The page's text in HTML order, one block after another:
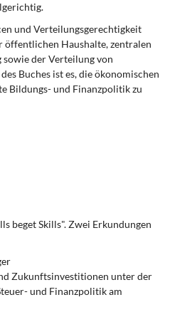
und Verteilungsgerechtigkeit
öffentlichen Haushalte, zentralen
sowie der Verteilung von
Buches ist es, die ökonomischen
Bildungs- und Finanzpolitik zu
beget Skills". Zwei Erkundungen
Zukunftsinvestitionen unter der
und Finanzpolitik am